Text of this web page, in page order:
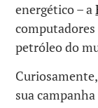
energético – a
petróleo do
sua campanha